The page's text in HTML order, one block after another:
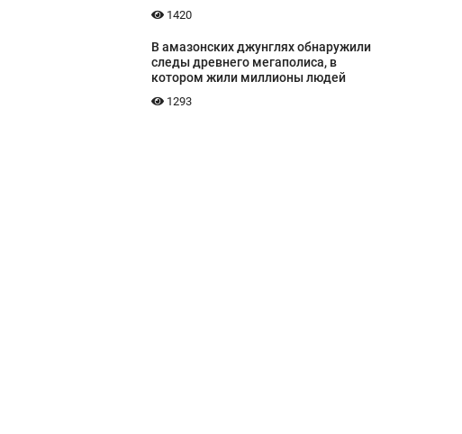
1420
В амазонских джунглях обнаружили
следы древнего мегаполиса, в
котором жили миллионы людей
1293